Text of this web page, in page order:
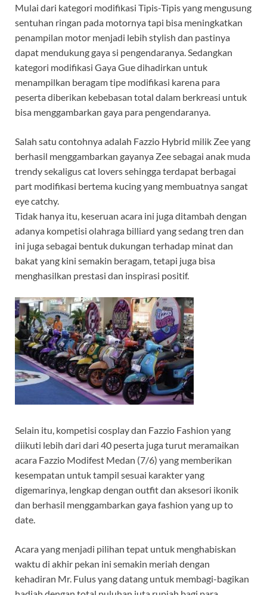
Mulai dari kategori modifikasi Tipis-Tipis yang mengusung
sentuhan ringan pada motornya tapi bisa meningkatkan
penampilan motor menjadi lebih stylish dan pastinya
dapat mendukung gaya si pengendaranya. Sedangkan
kategori modifikasi Gaya Gue dihadirkan untuk
menampilkan beragam tipe modifikasi karena para
peserta diberikan kebebasan total dalam berkreasi untuk
bisa menggambarkan gaya para pengendaranya.
Salah satu contohnya adalah Fazzio Hybrid milik Zee yang
berhasil menggambarkan gayanya Zee sebagai anak muda
trendy sekaligus cat lovers sehingga terdapat berbagai
part modifikasi bertema kucing yang membuatnya sangat
eye catchy.
Tidak hanya itu, keseruan acara ini juga ditambah dengan
adanya kompetisi olahraga billiard yang sedang tren dan
ini juga sebagai bentuk dukungan terhadap minat dan
bakat yang kini semakin beragam, tetapi juga bisa
menghasilkan prestasi dan inspirasi positif.
Selain itu, kompetisi cosplay dan Fazzio Fashion yang
diikuti lebih dari dari 40 peserta juga turut meramaikan
acara Fazzio Modifest Medan (7/6) yang memberikan
kesempatan untuk tampil sesuai karakter yang
digemarinya, lengkap dengan outfit dan aksesori ikonik
dan berhasil menggambarkan gaya fashion yang up to
date.
Acara yang menjadi pilihan tepat untuk menghabiskan
waktu di akhir pekan ini semakin meriah dengan
kehadiran Mr. Fulus yang datang untuk membagi-bagikan